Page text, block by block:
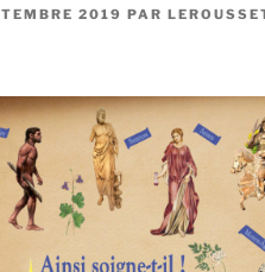
2019 PAR